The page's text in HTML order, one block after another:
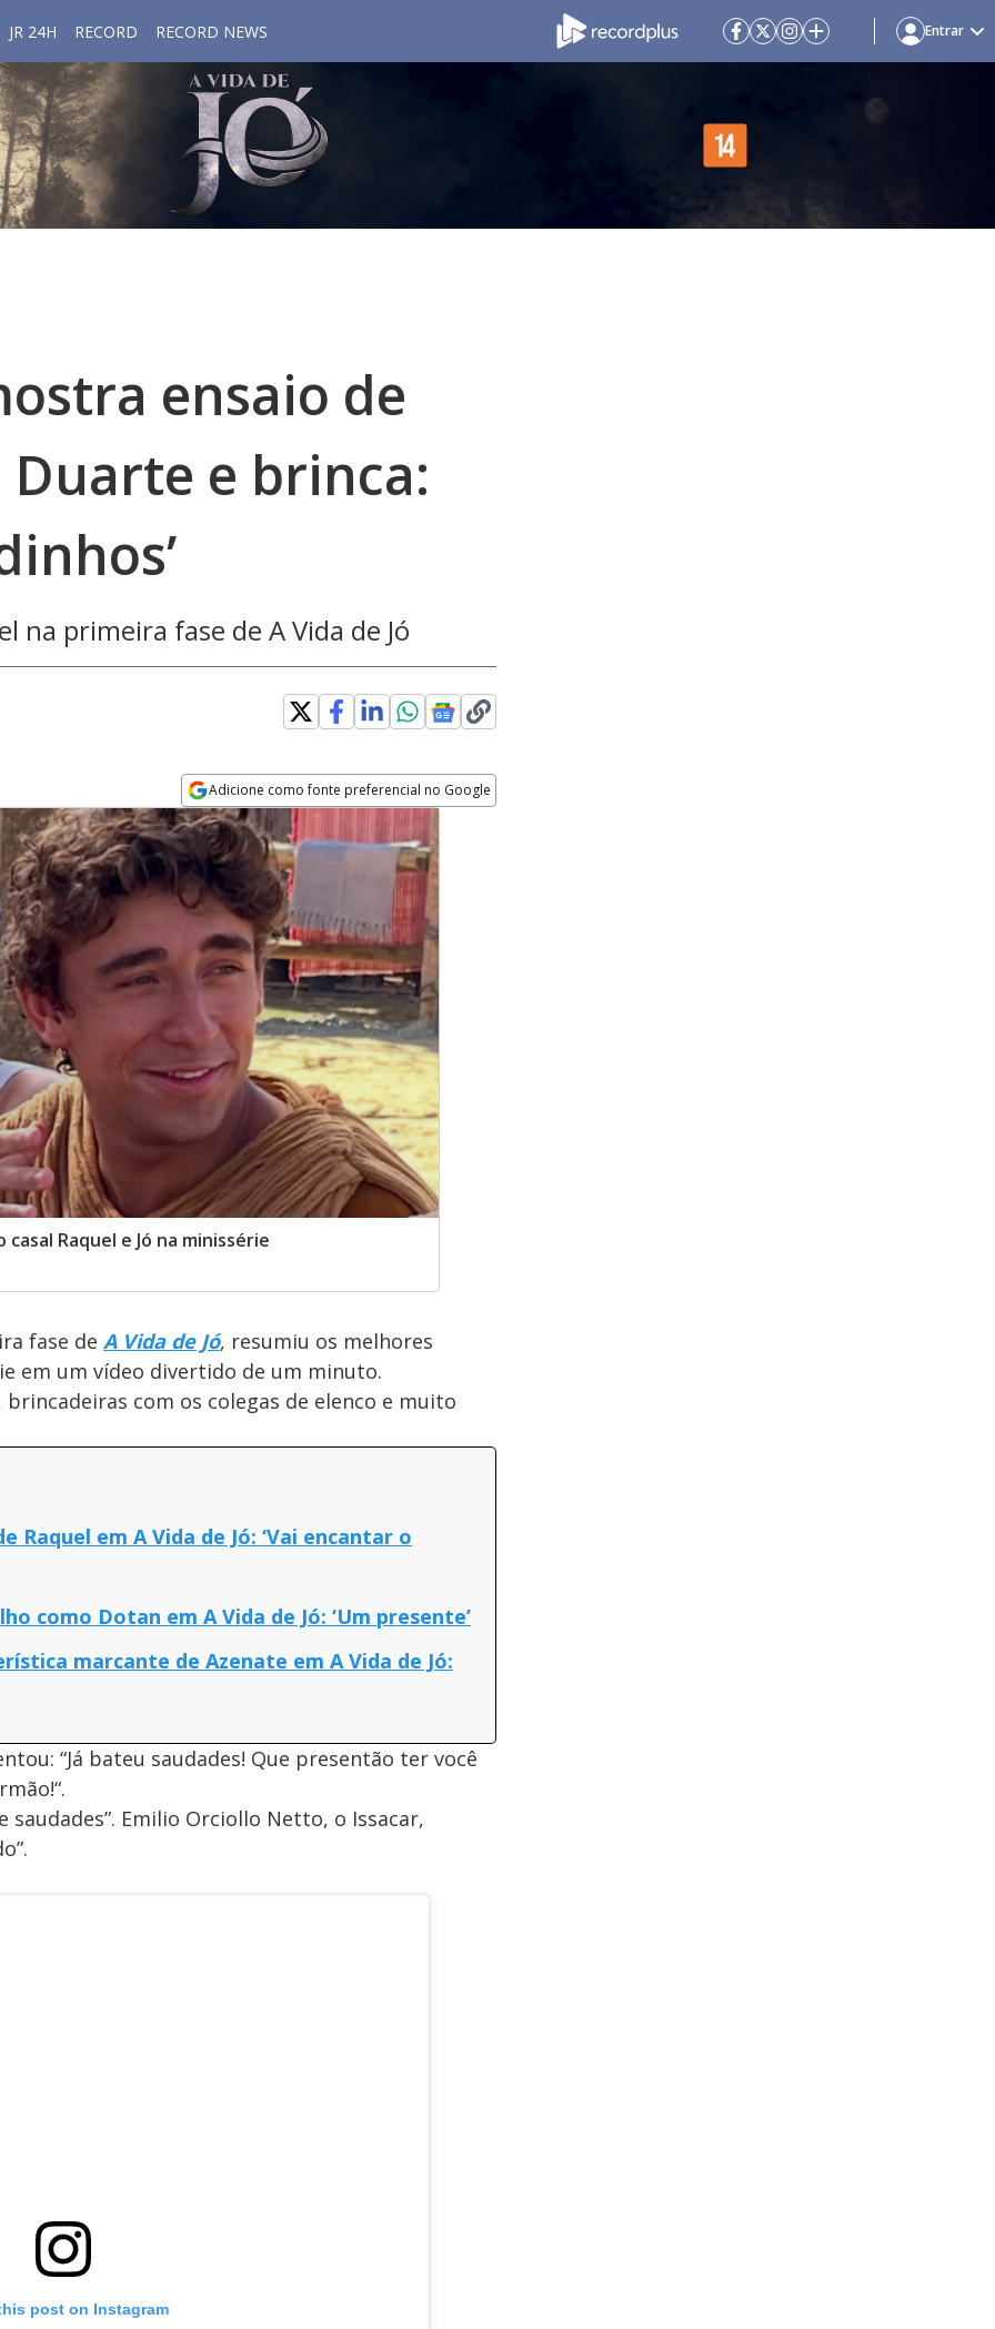
JR 24H RECORD RECORD NEWS Entrar
ensaio de
e brinca:
na primeira fase de A Vida de Jó
Adicione como fonte preferencial no Google
Opens in new window
Raquel e Jó na minissérie
fase de A Vida de Jó, resumiu os melhores
em um vídeo divertido de um minuto.
com os colegas de elenco e muito
em A Vida de Jó: ‘Vai encantar o
como Dotan em A Vida de Jó: ‘Um presente’
marcante de Azenate em A Vida de Jó:
“Já bateu saudades! Que presentão ter você
saudades”. Emilio Orciollo Netto, o Issacar,
post on Instagram